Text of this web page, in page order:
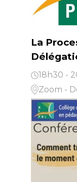
La
18h30 -
Zoom -